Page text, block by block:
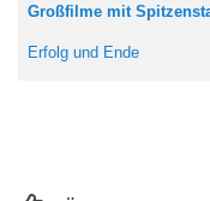
Großfilme mit
Erfolg und Ende